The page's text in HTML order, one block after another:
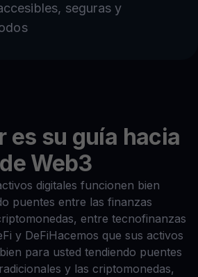
seguras y
es su guía hacia
Web3
digitales funcionen bien
puentes entre las finanzas
entre tecnofinanzas
y DeFiHacemos que sus activos
para usted tendiendo puentes
y las criptomonedas,